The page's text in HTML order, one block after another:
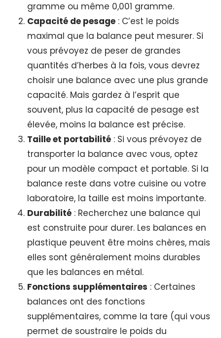
gramme ou même 0,001 gramme.
Capacité de pesage : C’est le poids
maximal que la balance peut mesurer. Si
vous prévoyez de peser de grandes
quantités d’herbes à la fois, vous devrez
choisir une balance avec une plus grande
capacité. Mais gardez à l’esprit que
souvent, plus la capacité de pesage est
élevée, moins la balance est précise.
Taille et portabilité : Si vous prévoyez de
transporter la balance avec vous, optez
pour un modèle compact et portable. Si la
balance reste dans votre cuisine ou votre
laboratoire, la taille est moins importante.
Durabilité : Recherchez une balance qui
est construite pour durer. Les balances en
plastique peuvent être moins chères, mais
elles sont généralement moins durables
que les balances en métal.
Fonctions supplémentaires : Certaines
balances ont des fonctions
supplémentaires, comme la tare (qui vous
permet de soustraire le poids du